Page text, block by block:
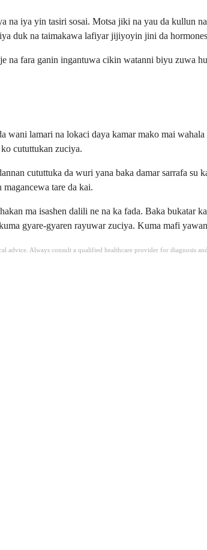
iya yin tasiri sosai. Motsa jiki na yau da kullun
duk na taimakawa lafiyar jijiyoyin jini da
na fara ganin ingantuwa cikin watanni biyu zuwa
lamari na lokaci daya kamar mako mai
cututtukan zuciya.
cututtuka da wuri yana baka damar sarrafa
tare da kai.
ma isashen dalili ne na ka fada. Baka
gyare-gyaren rayuwar zuciya. Kuma mafi
advice. Always consult a qualified healthcare provider for diagnosis